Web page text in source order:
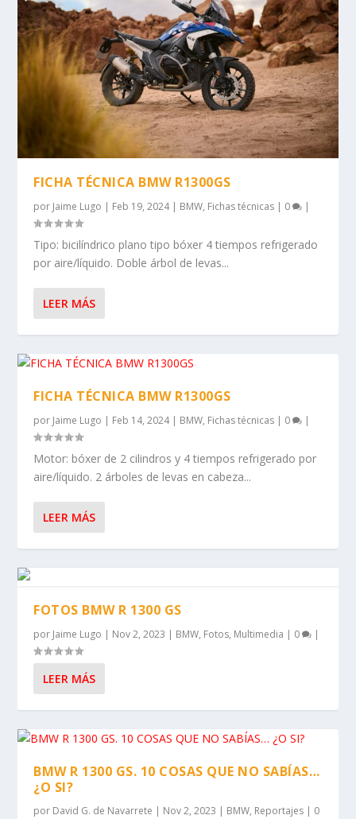
FICHA TÉCNICA BMW R1300GS
por Jaime Lugo | Feb 19, 2024| BMW, Fichas técnicas | 0 |
Tipo: bicilíndrico plano tipo bóxer 4 tiempos refrigerado
por aire/líquido. Doble árbol de levas...
LEER MÁS
FICHA TÉCNICA BMW R1300GS
por Jaime Lugo | Feb 14, 2024| BMW, Fichas técnicas | 0 |
Motor: bóxer de 2 cilindros y 4 tiempos refrigerado por
aire/líquido. 2 árboles de levas en cabeza...
LEER MÁS
FOTOS BMW R 1300 GS
por Jaime Lugo | Nov 2, 2023 | BMW, Fotos, Multimedia | 0 |
LEER MÁS
BMW R 1300 GS. 10 COSAS QUE NO SABÍAS…
¿O SI?
por David G. de Navarrete | Nov 2, 2023 | BMW, Reportajes | 0